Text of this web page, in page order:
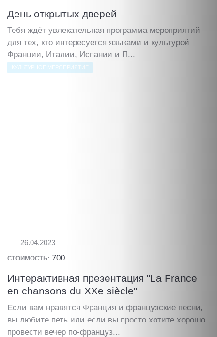
День открытых дверей
Тебя ждёт увлекательная программа мероприятий
для тех, кто интересуется языками и культурой
Франции, Италии, Испании и П...
КУЛЬТУРНОЕ МЕРОПРИЯТИЕ
26.04.2023
СТОИМОСТЬ: 700
Интерактивная презентация "La France
en chansons du XXe siècle"
Если вам нравятся Франция и французские песни,
вы любите петь или если вы просто хотите хорошо
провести вечер по-француз...